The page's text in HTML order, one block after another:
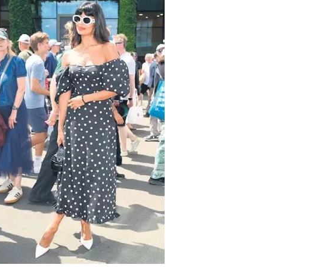
mevzuata uygun olarak kullanılan çerezlerle ilgili bilgi almak için lütfen